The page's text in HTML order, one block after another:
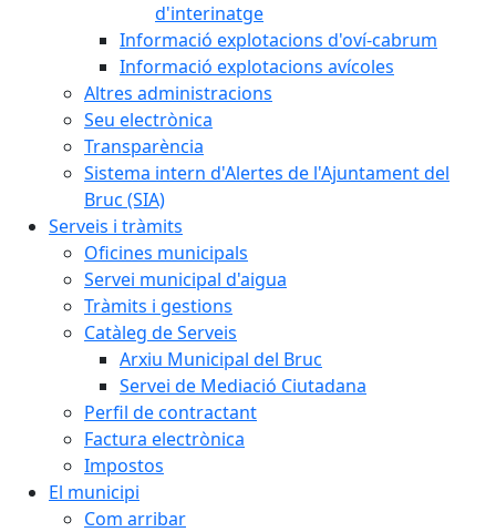
d'interinatge
Informació explotacions d'oví-cabrum
Informació explotacions avícoles
Altres administracions
Seu electrònica
Transparència
Sistema intern d'Alertes de l'Ajuntament del
Bruc (SIA)
Serveis i tràmits
Oficines municipals
Servei municipal d'aigua
Tràmits i gestions
Catàleg de Serveis
Arxiu Municipal del Bruc
Servei de Mediació Ciutadana
Perfil de contractant
Factura electrònica
Impostos
El municipi
Com arribar